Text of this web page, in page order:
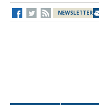
NEWSLETTER